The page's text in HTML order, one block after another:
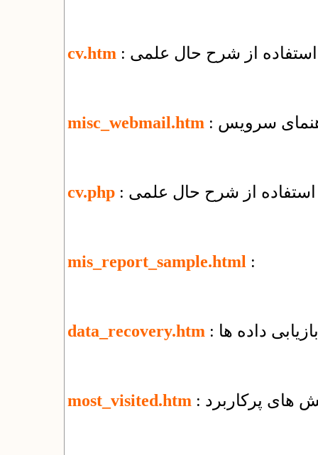
cv.htm از شرح حال علمی
misc_webmail.htm
cv.php از شرح حال علمی
mis_report_sample.html :
data_recovery.htm داده ها
most_visited.htm های پرکاربرد